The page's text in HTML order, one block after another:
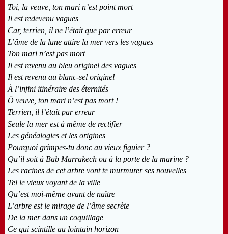
Toi, la veuve, ton mari n’est point mort
Il est redevenu vagues
Car, terrien, il ne l’était que par erreur
L’âme de la lune attire la mer vers les vagues
Ton mari n’est pas mort
Il est revenu au bleu originel des vagues
Il est revenu au blanc-sel originel
À l’infini itinéraire des éternités
Ô veuve, ton mari n’est pas mort !
Terrien, il l’était par erreur
Seule la mer est à même de rectifier
Les généalogies et les origines
Pourquoi grimpes-tu donc au vieux figuier ?
Qu’il soit à Bab Marrakech ou à la porte de la marine ?
Les racines de cet arbre vont te murmurer ses nouvelles
Tel le vieux voyant de la ville
Qu’est moi-même avant de naître
L’arbre est le mirage de l’âme secrète
De la mer dans un coquillage
Ce qui scintille au lointain horizon